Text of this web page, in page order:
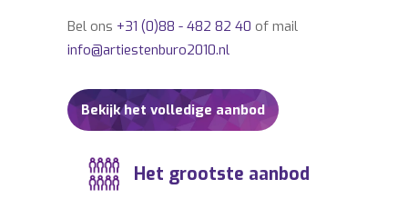
Bel ons +31 (0)88 - 482 82 40 of mail
info@artiestenburo2010.nl
Bekijk het volledige aanbod
Het grootste aanbod